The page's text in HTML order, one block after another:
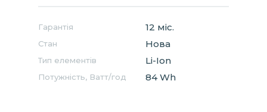
Гарантія 12 міс.
Стан Нова
Тип елементів Li-Ion
Потужність, Ватт/год 84 Wh